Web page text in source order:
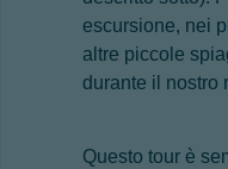
escursione, nei
altre piccole
durante il nostro
Questo tour è